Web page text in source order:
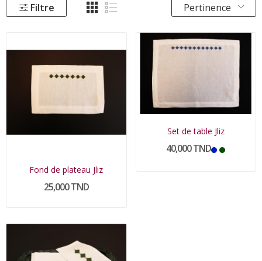
Filtre Pertinence
Fond de plateau Jliz
25,000 TND
Set de table Jliz
40,000 TND